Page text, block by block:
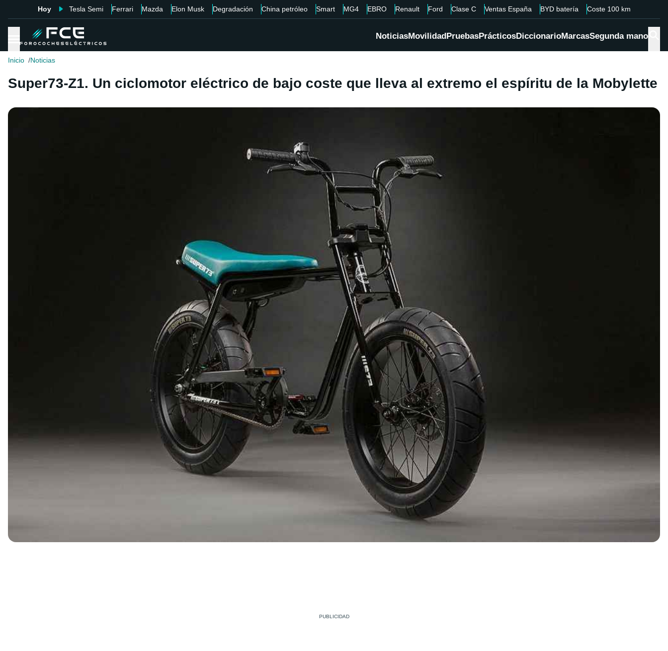
Hoy Tesla Semi Ferrari Mazda Elon Musk Degradación China petróleo Smart MG4 EBRO Renault Ford Clase C Ventas España BYD batería Coste 100 km
NoticiasMovilidadPruebasPrácticosDiccionarioMarcasSegunda mano
Inicio Noticias
Super73-Z1. Un ciclomotor eléctrico de bajo coste que lleva al extremo el espíritu de la Mobylette